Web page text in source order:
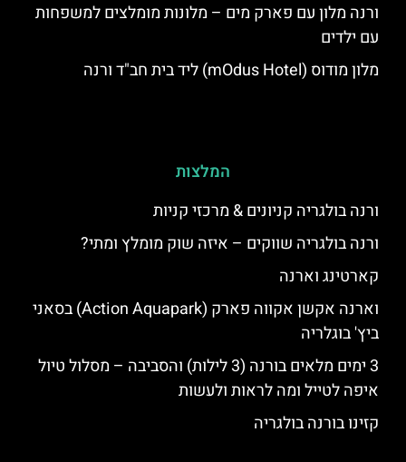
ורנה מלון עם פארק מים – מלונות מומלצים למשפחות
עם ילדים
מלון מודוס (mOdus Hotel) ליד בית חב"ד ורנה
המלצות
ורנה בולגריה קניונים & מרכזי קניות
ורנה בולגריה שווקים – איזה שוק מומלץ ומתי?
קארטינג וארנה
וארנה אקשן אקווה פארק (Action Aquapark) בסאני
ביץ' בוגלריה
3 ימים מלאים בורנה (3 לילות) והסביבה – מסלול טיול
איפה לטייל ומה לראות ולעשות
קזינו בורנה בולגריה